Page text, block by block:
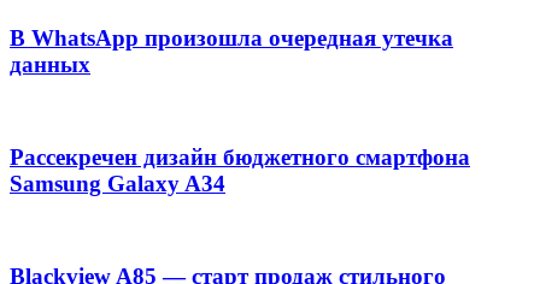
В WhatsApp произошла очередная утечка
данных
Рассекречен дизайн бюджетного смартфона
Samsung Galaxy A34
Blackview A85 — старт продаж стильного